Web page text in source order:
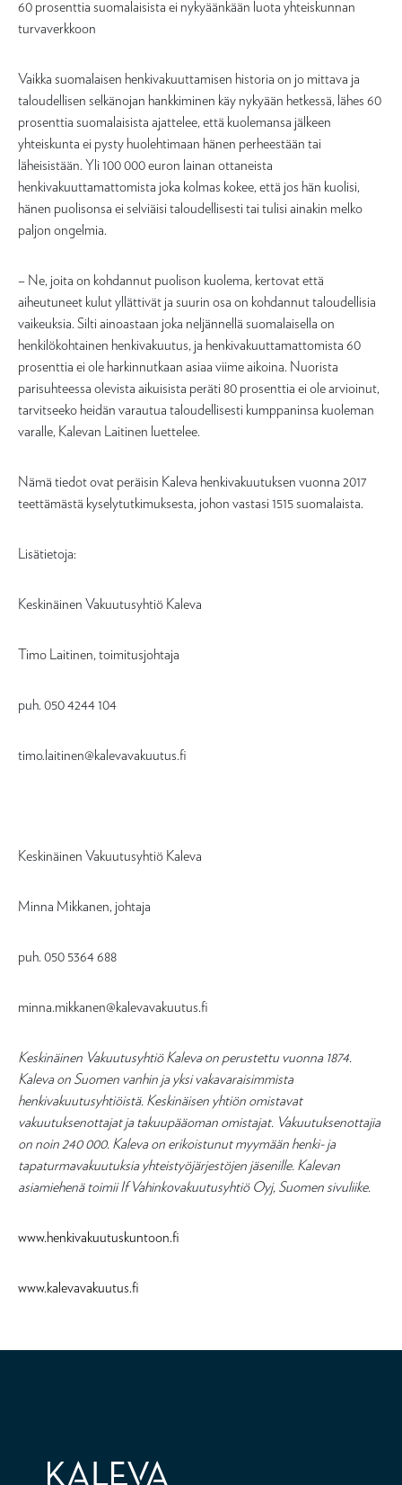
60 prosenttia suomalaisista ei nykyäänkään luota yhteiskunnan
turvaverkkoon
Vaikka suomalaisen henkivakuuttamisen historia on jo mittava ja
taloudellisen selkänojan hankkiminen käy nykyään hetkessä, lähes 60
prosenttia suomalaisista ajattelee, että kuolemansa jälkeen
yhteiskunta ei pysty huolehtimaan hänen perheestään tai
läheisistään. Yli 100 000 euron lainan ottaneista
henkivakuuttamattomista joka kolmas kokee, että jos hän kuolisi,
hänen puolisonsa ei selviäisi taloudellisesti tai tulisi ainakin melko
paljon ongelmia.
– Ne, joita on kohdannut puolison kuolema, kertovat että
aiheutuneet kulut yllättivät ja suurin osa on kohdannut taloudellisia
vaikeuksia. Silti ainoastaan joka neljännellä suomalaisella on
henkilökohtainen henkivakuutus, ja henkivakuuttamattomista 60
prosenttia ei ole harkinnutkaan asiaa viime aikoina. Nuorista
parisuhteessa olevista aikuisista peräti 80 prosenttia ei ole arvioinut,
tarvitseeko heidän varautua taloudellisesti kumppaninsa kuoleman
varalle, Kalevan Laitinen luettelee.
Nämä tiedot ovat peräisin Kaleva henkivakuutuksen vuonna 2017
teettämästä kyselytutkimuksesta, johon vastasi 1515 suomalaista.
Lisätietoja:
Keskinäinen Vakuutusyhtiö Kaleva
Timo Laitinen, toimitusjohtaja
puh. 050 4244 104
timo.laitinen@kalevavakuutus.fi
Keskinäinen Vakuutusyhtiö Kaleva
Minna Mikkanen, johtaja
puh. 050 5364 688
minna.mikkanen@kalevavakuutus.fi
Keskinäinen Vakuutusyhtiö Kaleva on perustettu vuonna 1874.
Kaleva on Suomen vanhin ja yksi vakavaraisimmista
henkivakuutusyhtiöistä. Keskinäisen yhtiön omistavat
vakuutuksenottajat ja takuupääoman omistajat. Vakuutuksenottajia
on noin 240 000. Kaleva on erikoistunut myymään henki- ja
tapaturmavakuutuksia yhteistyöjärjestöjen jäsenille. Kalevan
asiamiehenä toimii If Vahinkovakuutusyhtiö Oyj, Suomen sivuliike.
www.henkivakuutuskuntoon.fi
www.kalevavakuutus.fi